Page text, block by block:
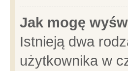
Jak mogę
Istnieją dwa
użytkownika w